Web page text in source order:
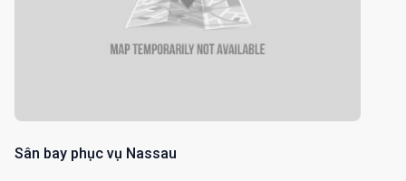
Sân bay phục vụ Nassau